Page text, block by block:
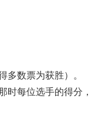
多数票为获胜）。
时每位选手的得分，